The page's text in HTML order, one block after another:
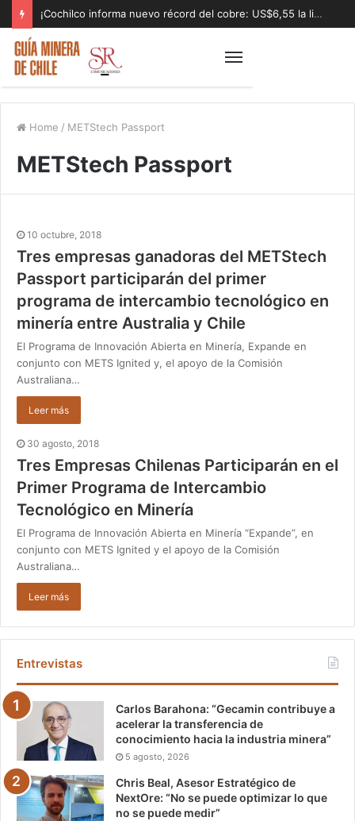
¡Cochilco informa nuevo récord del cobre: US$6,55 la libra!
Home / METStech Passport
METStech Passport
10 octubre, 2018
Tres empresas ganadoras del METStech
Passport participarán del primer
programa de intercambio tecnológico en
minería entre Australia y Chile
El Programa de Innovación Abierta en Minería, Expande en
conjunto con METS Ignited y, el apoyo de la Comisión
Australiana…
Leer más
30 agosto, 2018
Tres Empresas Chilenas Participarán en el
Primer Programa de Intercambio
Tecnológico en Minería
El Programa de Innovación Abierta en Minería “Expande”, en
conjunto con METS Ignited y el apoyo de la Comisión
Australiana…
Leer más
Entrevistas
Carlos Barahona: “Gecamin contribuye a
acelerar la transferencia de
conocimiento hacia la industria minera”
5 agosto, 2026
Chris Beal, Asesor Estratégico de
NextOre: “No se puede optimizar lo que
no se puede medir”